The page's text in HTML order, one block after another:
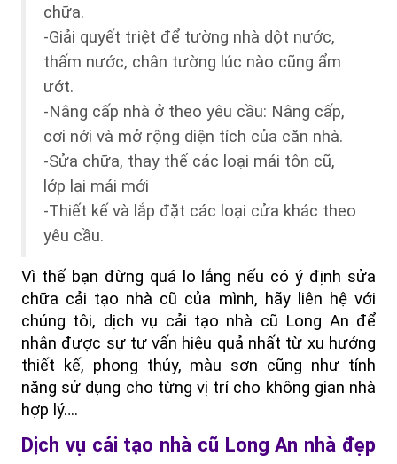
chữa.
-Giải quyết triệt để tường nhà dột nước,
thấm nước, chân tường lúc nào cũng ẩm
ướt.
-Nâng cấp nhà ở theo yêu cầu: Nâng cấp,
cơi nới và mở rộng diện tích của căn nhà.
-Sửa chữa, thay thế các loại mái tôn cũ,
lớp lại mái mới
-Thiết kế và lắp đặt các loại cửa khác theo
yêu cầu.
Vì thế bạn đừng quá lo lắng nếu có ý định sửa
chữa cải tạo nhà cũ của mình, hãy liên hệ với
chúng tôi, dịch vụ cải tạo nhà cũ Long An để
nhận được sự tư vấn hiệu quả nhất từ xu hướng
thiết kế, phong thủy, màu sơn cũng như tính
năng sử dụng cho từng vị trí cho không gian nhà
hợp lý….
Dịch vụ cải tạo nhà cũ Long An nhà đẹp